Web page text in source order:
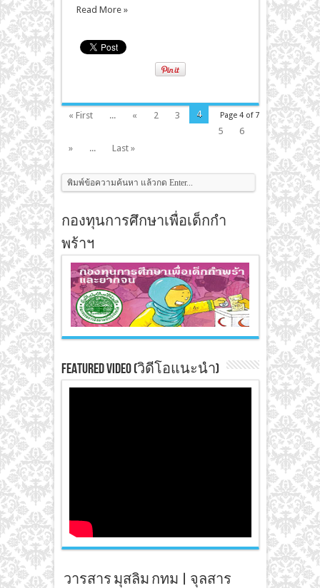
Read More »
Page 4 of 7
« First ... « 2 3
4
5
6
»
... Last »
กองทุนการศึกษาเพื่อเด็กกำ
พร้าฯ
Featured Video (วิดีโอแนะนำ)
วารสาร มุสลิม กทม | จุลสาร